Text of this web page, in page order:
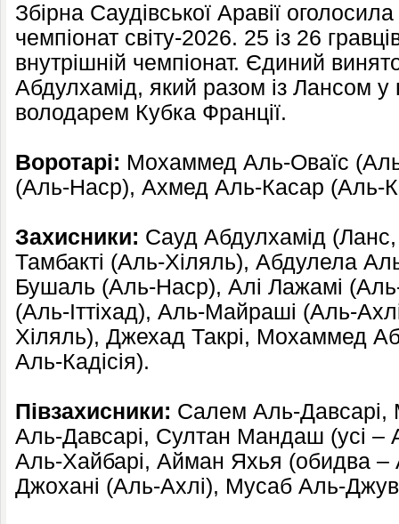
Збірна Саудівської Аравії
чемпіонат світу-2026. 25 із 26
внутрішній чемпіонат. Єдиний
Абдулхамід, який разом із Лансом у
володарем Кубка Франції.
Воротарі: Мохаммед Аль-Оваїс
(Аль-Наср), Ахмед Аль-Касар (Аль-
Захисники: Сауд Абдулхамід
Тамбакті (Аль-Хіляль), Абдулела
Бушаль (Аль-Наср), Алі Лажамі
(Аль-Іттіхад), Аль-Майраші (Аль-
Хіляль), Джехад Такрі, Мохаммед
Аль-Кадісія).
Півзахисники: Салем Аль-
Аль-Давсарі, Султан Мандаш (усі –
Аль-Хайбарі, Айман Яхья (обидва –
Джохані (Аль-Ахлі), Мусаб Аль-